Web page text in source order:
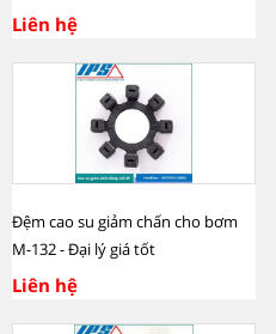
Liên hệ
Đệm cao su giảm chấn cho bơm
M-132 - Đại lý giá tốt
Liên hệ